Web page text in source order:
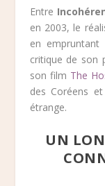
Entre
en 2003, le
en
critique de son
son film The
des Coréens
étrange.
UN